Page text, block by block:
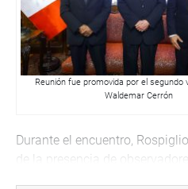
Reunión fue promovida por el segundo
Waldemar Cerrón
Durante el encuentro,
de la presencia de